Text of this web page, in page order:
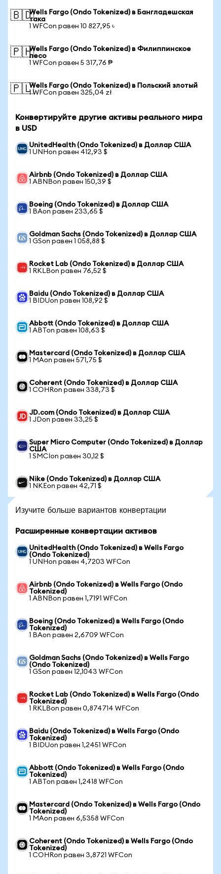
🇧🇩Wells Fargo (Ondo Tokenized) в Бангладешская
така
1 WFCon равен 10 827,95 ৳
🇵🇭Wells Fargo (Ondo Tokenized) в Филиппинское
песо
1 WFCon равен 5 317,76 ₱
🇵🇱Wells Fargo (Ondo Tokenized) в Польский злотый
1 WFCon равен 325,04 zł
Конвертируйте другие активы реального мира
в USD
UnitedHealth (Ondo Tokenized) в Доллар США
1 UNHon равен 412,93 $
Airbnb (Ondo Tokenized) в Доллар США
1 ABNBon равен 150,39 $
Boeing (Ondo Tokenized) в Доллар США
1 BAon равен 233,65 $
Goldman Sachs (Ondo Tokenized) в Доллар США
1 GSon равен 1 058,88 $
Rocket Lab (Ondo Tokenized) в Доллар США
1 RKLBon равен 76,52 $
Baidu (Ondo Tokenized) в Доллар США
1 BIDUon равен 108,92 $
Abbott (Ondo Tokenized) в Доллар США
1 ABTon равен 108,63 $
Mastercard (Ondo Tokenized) в Доллар США
1 MAon равен 571,75 $
Coherent (Ondo Tokenized) в Доллар США
1 COHRon равен 338,73 $
JD.com (Ondo Tokenized) в Доллар США
1 JDon равен 33,25 $
Super Micro Computer (Ondo Tokenized) в Доллар
США
1 SMCIon равен 30,12 $
Nike (Ondo Tokenized) в Доллар США
1 NKEon равен 42,71 $
Изучите больше вариантов конвертации
Расширенные конвертации активов
UnitedHealth (Ondo Tokenized) в Wells Fargo
(Ondo Tokenized)
1 UNHon равен 4,7203 WFCon
Airbnb (Ondo Tokenized) в Wells Fargo (Ondo
Tokenized)
1 ABNBon равен 1,7191 WFCon
Boeing (Ondo Tokenized) в Wells Fargo (Ondo
Tokenized)
1 BAon равен 2,6709 WFCon
Goldman Sachs (Ondo Tokenized) в Wells Fargo
(Ondo Tokenized)
1 GSon равен 12,1043 WFCon
Rocket Lab (Ondo Tokenized) в Wells Fargo (Ondo
Tokenized)
1 RKLBon равен 0,874714 WFCon
Baidu (Ondo Tokenized) в Wells Fargo (Ondo
Tokenized)
1 BIDUon равен 1,2451 WFCon
Abbott (Ondo Tokenized) в Wells Fargo (Ondo
Tokenized)
1 ABTon равен 1,2418 WFCon
Mastercard (Ondo Tokenized) в Wells Fargo (Ondo
Tokenized)
1 MAon равен 6,5358 WFCon
Coherent (Ondo Tokenized) в Wells Fargo (Ondo
Tokenized)
1 COHRon равен 3,8721 WFCon